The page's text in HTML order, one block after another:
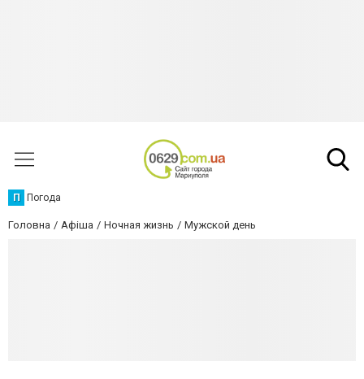
П Погода
Головна Афіша Ночная жизнь Мужской день